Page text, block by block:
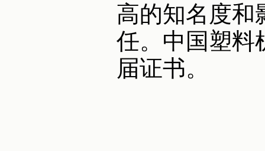
高的知名度和
任。中国塑料
届证书。